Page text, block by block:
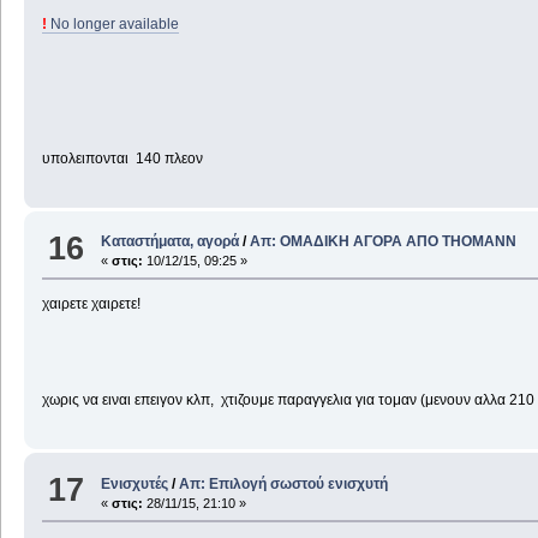
! No longer available
υπολειπονται 140 πλεον
16 Καταστήματα, αγορά /Απ: ΟΜΑΔΙΚΗ ΑΓΟΡΑ ΑΠΟ THOMANΝ
«στις: 10/12/15, 09:25 »
χαιρετε χαιρετε!
χωρις να ειναι επειγον κλπ, χτιζουμε παραγγελια για τομαν (μενουν αλλα
17 Ενισχυτές /Απ: Επιλογή σωστού ενισχυτή
«στις: 28/11/15, 21:10 »